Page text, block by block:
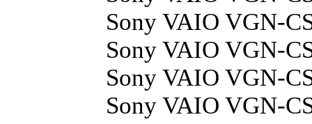
Sony VAIO VGN-
Sony VAIO VGN-
Sony VAIO VGN-
Sony VAIO VGN-